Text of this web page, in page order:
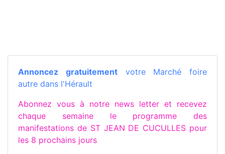
Annoncez gratuitementvotre Marché foire
autre dans l'Hérault
Abonnez vous à notre news letter et recevez
chaque semaine le programme des
manifestations de ST JEAN DE CUCULLES pour
les 8 prochains jours